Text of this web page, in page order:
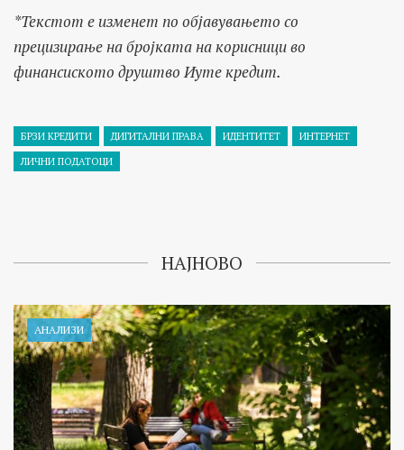
*Текстот е изменет по објавувањето со
прецизирање на бројката на корисници во
финансиското друштво Иуте кредит.
БРЗИ КРЕДИТИ ДИГИТАЛНИ ПРАВА ИДЕНТИТЕТ
ИНТЕРНЕТ
ЛИЧНИ ПОДАТОЦИ
НАЈНОВО
АНАЛИЗИ